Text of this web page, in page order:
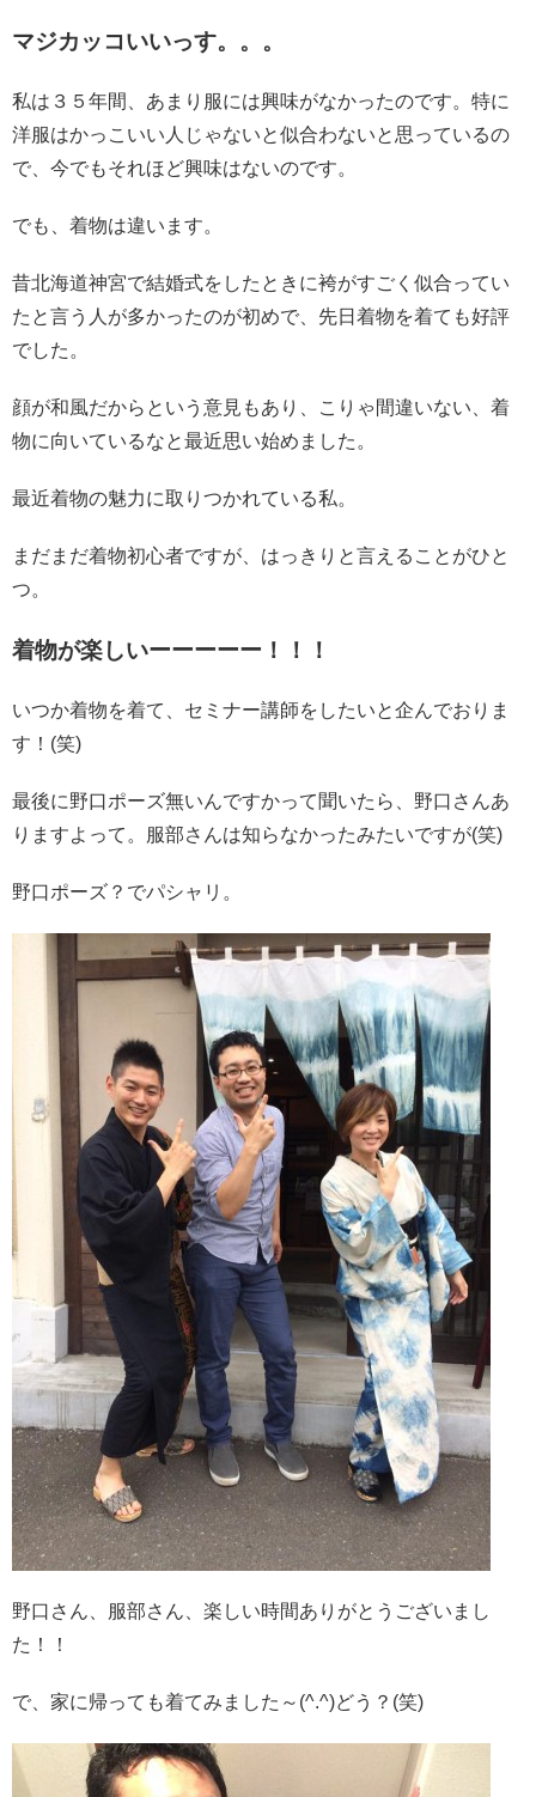
マジカッコいいっす。。。
私は３５年間、あまり服には興味がなかったのです。特に
洋服はかっこいい人じゃないと似合わないと思っているの
で、今でもそれほど興味はないのです。
でも、着物は違います。
昔北海道神宮で結婚式をしたときに袴がすごく似合ってい
たと言う人が多かったのが初めで、先日着物を着ても好評
でした。
顔が和風だからという意見もあり、こりゃ間違いない、着
物に向いているなと最近思い始めました。
最近着物の魅力に取りつかれている私。
まだまだ着物初心者ですが、はっきりと言えることがひと
つ。
着物が楽しいーーーーー！！！
いつか着物を着て、セミナー講師をしたいと企んでおりま
す！(笑)
最後に野口ポーズ無いんですかって聞いたら、野口さんあ
りますよって。服部さんは知らなかったみたいですが(笑)
野口ポーズ？でパシャリ。
野口さん、服部さん、楽しい時間ありがとうございまし
た！！
で、家に帰っても着てみました～(^.^)どう？(笑)